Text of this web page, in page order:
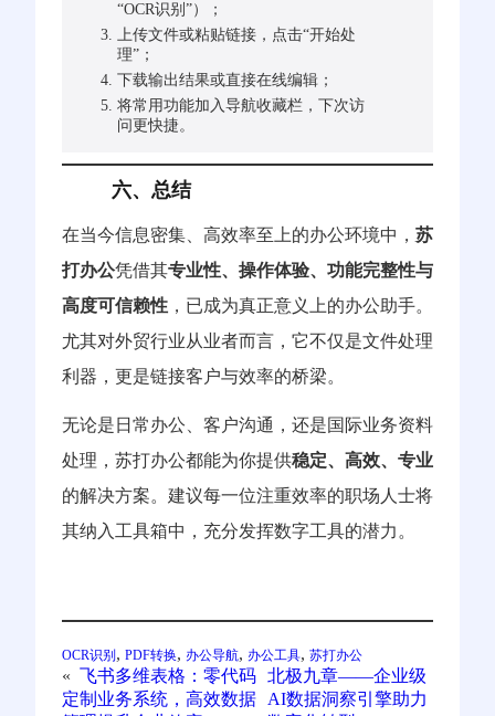
“OCR识别”）；
上传文件或粘贴链接，点击“开始处
理”；
下载输出结果或直接在线编辑；
将常用功能加入导航收藏栏，下次访
问更快捷。
六、总结
在当今信息密集、高效率至上的办公环境中， 苏
打办公凭借其专业性、操作体验、功能完整性与
高度可信赖性 ，已成为真正意义上的办公助手。
尤其对外贸行业从业者而言，它不仅是文件处理
利器，更是链接客户与效率的桥梁。
无论是日常办公、客户沟通，还是国际业务资料
处理，苏打办公都能为你提供稳定、高效、专业
的解决方案。建议每一位注重效率的职场人士将
其纳入工具箱中，充分发挥数字工具的潜力。
OCR识别 , PDF转换, 办公导航, 办公工具, 苏打办公
« 飞书多维表格：零代码
定制业务系统，高效数据
北极九章——企业级
AI数据洞察引擎助力